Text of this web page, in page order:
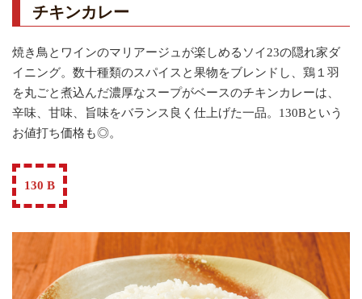
チキンカレー
焼き鳥とワインのマリアージュが楽しめるソイ23の隠れ家ダ
イニング。数十種類のスパイスと果物をブレンドし、鶏１羽
を丸ごと煮込んだ濃厚なスープがベースのチキンカレーは、
辛味、甘味、旨味をバランス良く仕上げた一品。130Bという
お値打ち価格も◎。
130 B